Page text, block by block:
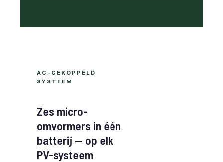
AC-GEKOPPELD
SYSTEEM
Zes micro-
omvormers in één
batterij — op elk
PV-systeem